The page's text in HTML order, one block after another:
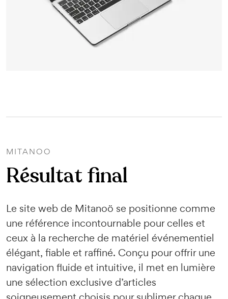
MITANOO
Résultat final
Le site web de Mitanoö se positionne comme
une référence incontournable pour celles et
ceux à la recherche de matériel événementiel
élégant, fiable et raffiné. Conçu pour offrir une
navigation fluide et intuitive, il met en lumière
une sélection exclusive d’articles